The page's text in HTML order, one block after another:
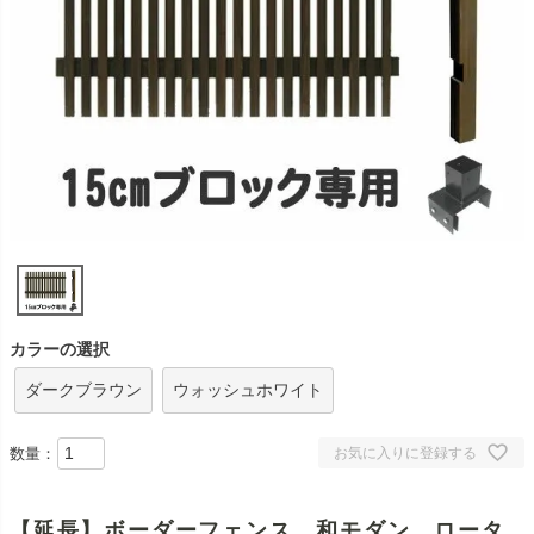
カラーの選択
ダークブラウン ウォッシュホワイト
お気に入りに登録する
数量：